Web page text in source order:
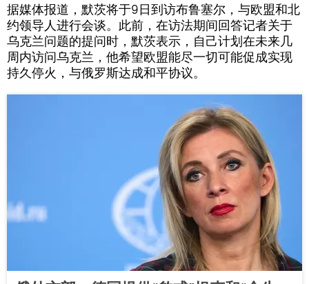
据媒体报道，默茨将于9日到访布鲁塞尔，与欧盟和北
约领导人进行会谈。此前，在访法期间回答记者关于
乌克兰问题的提问时，默茨表示，自己计划在未来几
周内访问乌克兰，他希望欧盟能尽一切可能促成实现
持久停火，与俄罗斯达成和平协议。